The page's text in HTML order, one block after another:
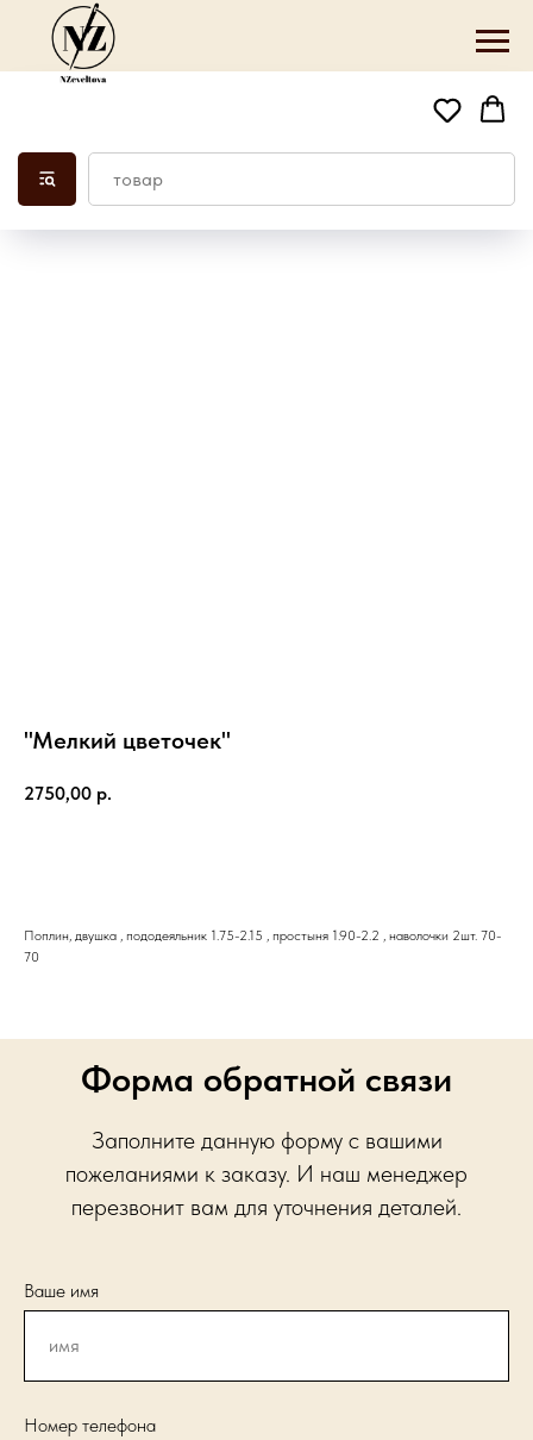
"Мелкий цветочек"
2750,00 р.
Поплин, двушка , пододеяльник 1.75-2.15 , простыня 1.90-2.2 , наволочки 2шт. 70-
70
Форма обратной связи
Заполните данную форму с вашими
пожеланиями к заказу. И наш менеджер
перезвонит вам для уточнения деталей.
Ваше имя
Номер телефона